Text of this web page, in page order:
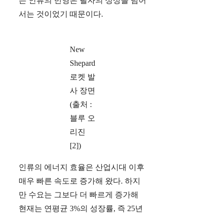
서는 것이었기 때문이다.
New
Shepard
로켓 발
사 장면
(출처 :
블루 오
리진
[2])
인류의 에너지 효율은 산업시대 이후
매우 빠른 속도로 증가해 왔다. 하지
만 수요는 그보다 더 빠르게 증가해
현재는 연평균 3%의 성장률, 즉 25년